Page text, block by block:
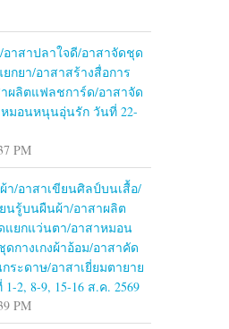
าสาปลาใจดี/อาสาจัดชุด
กยา/อาสาสร้างสื่อการ
ผลิตแฟลชการ์ด/อาสาจัด
หมอนหนุนอุ่นรัก วันที่ 22-
PM
า/อาสาเขียนศิลป์บนเสื้อ/
นรู้บนผืนผ้า/อาสาผลิต
ยกแว่นตา/อาสาหมอน
กางเกงผ้าอ้อม/อาสาคัด
ระดาษ/อาสาเยี่ยมตายาย
2, 8-9, 15-16 ส.ค. 2569
PM